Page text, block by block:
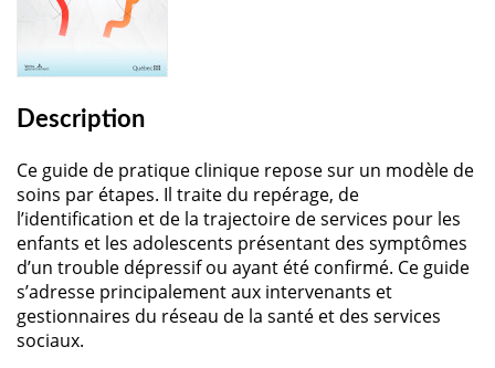
Description
Ce guide de pratique clinique repose sur un modèle de
soins par étapes. Il traite du repérage, de
l’identification et de la trajectoire de services pour les
enfants et les adolescents présentant des symptômes
d’un trouble dépressif ou ayant été confirmé. Ce guide
s’adresse principalement aux intervenants et
gestionnaires du réseau de la santé et des services
sociaux.